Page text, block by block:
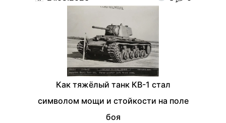
Как тяжёлый танк КВ-1 стал
символом мощи и стойкости на поле
боя